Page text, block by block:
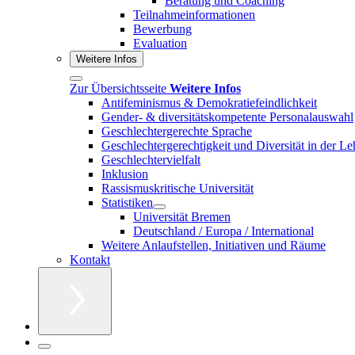
Teilnahmeinformationen
Bewerbung
Evaluation
Weitere Infos
Zur Übersichtsseite Weitere Infos
Antifeminismus & Demokratiefeindlichkeit
Gender- & diversitätskompetente Personalauswahl
Geschlechtergerechte Sprache
Geschlechtergerechtigkeit und Diversität in der
Geschlechtervielfalt
Inklusion
Rassismuskritische Universität
Statistiken
Universität Bremen
Deutschland / Europa / International
Weitere Anlaufstellen, Initiativen und Räume
Kontakt